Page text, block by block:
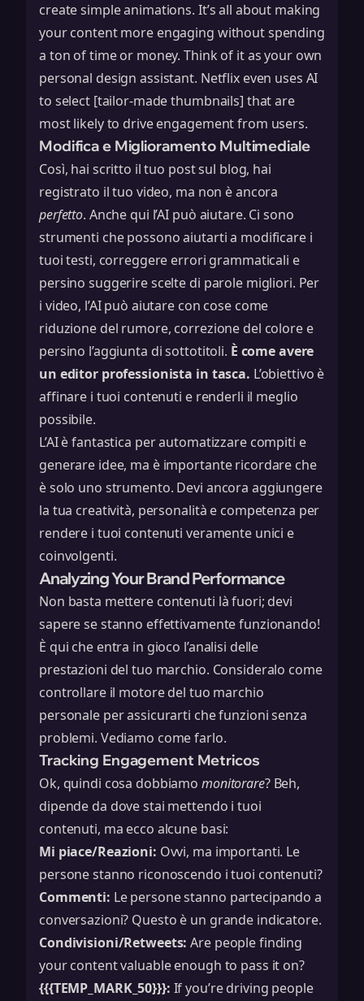
create simple animations. It’s all about making
your content more engaging without spending
a ton of time or money. Think of it as your own
personal design assistant. Netflix even uses AI
to select [tailor-made thumbnails] that are
most likely to drive engagement from users.
Modifica e Miglioramento Multimediale
Così, hai scritto il tuo post sul blog, hai
registrato il tuo video, ma non è ancora
perfetto. Anche qui l’AI può aiutare. Ci sono
strumenti che possono aiutarti a modificare i
tuoi testi, correggere errori grammaticali e
persino suggerire scelte di parole migliori. Per
i video, l’AI può aiutare con cose come
riduzione del rumore, correzione del colore e
persino l’aggiunta di sottotitoli. È come avere
un editor professionista in tasca. L’obiettivo è
affinare i tuoi contenuti e renderli il meglio
possibile.
L’AI è fantastica per automatizzare compiti e
generare idee, ma è importante ricordare che
è solo uno strumento. Devi ancora aggiungere
la tua creatività, personalità e competenza per
rendere i tuoi contenuti veramente unici e
coinvolgenti.
Analyzing Your Brand Performance
Non basta mettere contenuti là fuori; devi
sapere se stanno effettivamente funzionando!
È qui che entra in gioco l’analisi delle
prestazioni del tuo marchio. Consideralo come
controllare il motore del tuo marchio
personale per assicurarti che funzioni senza
problemi. Vediamo come farlo.
Tracking Engagement Metricos
Ok, quindi cosa dobbiamo monitorare? Beh,
dipende da dove stai mettendo i tuoi
contenuti, ma ecco alcune basi:
Mi piace/Reazioni: Ovvi, ma importanti. Le
persone stanno riconoscendo i tuoi contenuti?
Commenti: Le persone stanno partecipando a
conversazioni? Questo è un grande indicatore.
Condivisioni/Retweets: Are people finding
your content valuable enough to pass it on?
{{{TEMP_MARK_50}}}: If you’re driving people